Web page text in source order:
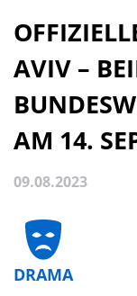
AVIV –
AM 14.
09.08.2023
DRAMA